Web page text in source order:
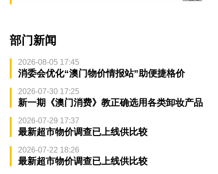
部门新闻
2026-08-05 17:45
消委会优化“澳门物价情报站”助便捷格价
2026-07-30 17:25
新一期《澳门消费》教正确选用各类卸妆产品
2026-07-29 17:37
最新超市物价调查已上线供比较
2026-07-22 18:26
最新超市物价调查已上线供比较